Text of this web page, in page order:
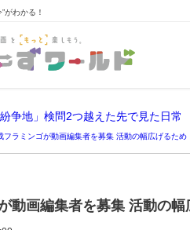
がわかる！
争地」検問2つ越えた先で見た日常
フラミンゴが動画編集者を募集 活動の幅広げるため
動画編集者を募集 活動の幅